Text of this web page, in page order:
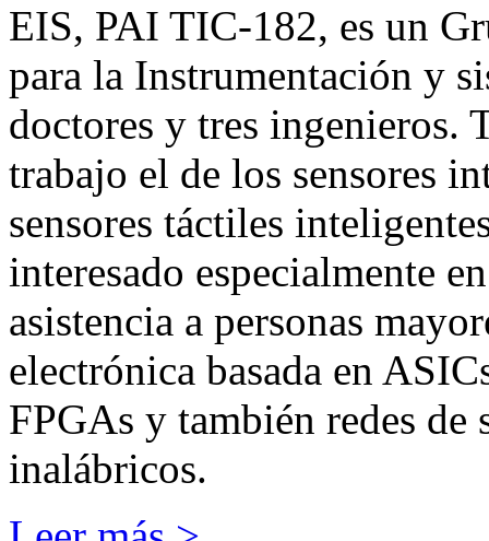
EIS, PAI TIC-182, es un
para la Instrumentación y
doctores y tres ingenieros.
trabajo el de los sensores
sensores táctiles
interesado especialmente
asistencia a personas
electrónica basada en
FPGAs y también redes de
inalábricos.